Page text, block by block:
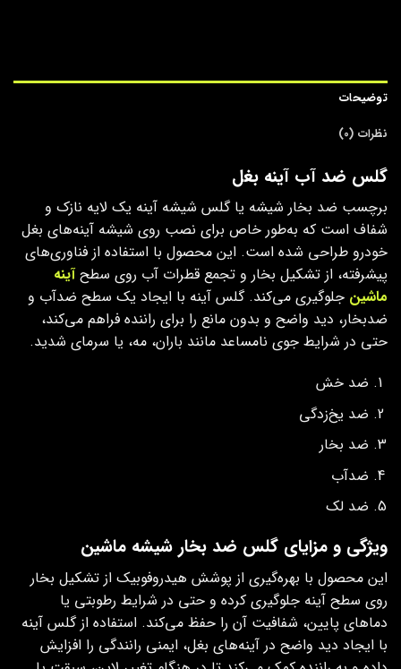
توضیحات
نظرات (0)
گلس ضد آب آینه بغل
برچسب ضد بخار شیشه یا گلس شیشه آینه یک لایه نازک و
شفاف است که به‌طور خاص برای نصب روی شیشه آینه‌های بغل
خودرو طراحی شده است. این محصول با استفاده از فناوری‌های
پیشرفته، از تشکیل بخار و تجمع قطرات آب روی سطحآینه
ماشین جلوگیری می‌کند. گلس آینه با ایجاد یک سطح ضدآب و
ضدبخار، دید واضح و بدون مانع را برای راننده فراهم می‌کند،
حتی در شرایط جوی نامساعد مانند باران، مه، یا سرمای شدید.
ضد خش
ضد یخ‌زدگی
ضد بخار
ضدآب
ضد لک
ویژگی‌ و مزایای گلس ضد بخار شیشه ماشین
این محصول با بهره‌گیری از پوشش هیدروفوبیک از تشکیل بخار
روی سطح آینه جلوگیری کرده و حتی در شرایط رطوبتی یا
دماهای پایین، شفافیت آن را حفظ می‌کند. استفاده از گلس آینه
با ایجاد دید واضح در آینه‌های بغل، ایمنی رانندگی را افزایش